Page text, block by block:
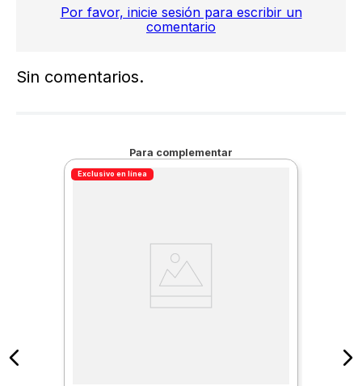
Por favor, inicie sesión para escribir un
comentario
Sin comentarios.
Para complementar
Exclusivo en línea